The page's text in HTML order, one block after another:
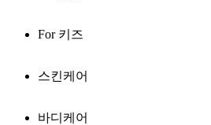
For 키즈
스킨케어
바디케어